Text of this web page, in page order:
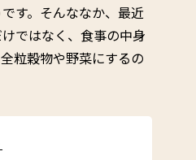
す。そんななか、最近
ではなく、食事の中身
粒穀物や野菜にするの